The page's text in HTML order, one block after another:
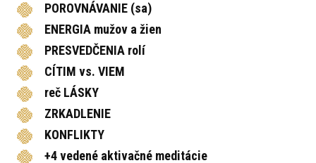
POROVNÁVANIE (sa)
ENERGIA mužov a žien
PRESVEDČENIA rolí
CÍTIM vs. VIEM
reč LÁSKY
ZRKADLENIE
KONFLIKTY
+4 vedené aktivačné meditácie